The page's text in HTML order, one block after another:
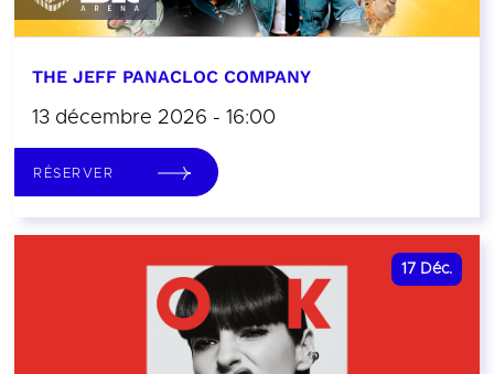
THE JEFF PANACLOC COMPANY
13 décembre 2026 - 16:00
RÉSERVER
17 Déc.